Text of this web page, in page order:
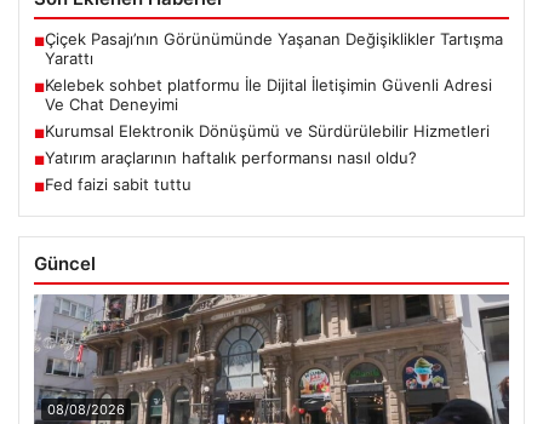
■Çiçek Pasajı’nın Görünümünde Yaşanan Değişiklikler Tartışma
Yarattı
■Kelebek sohbet platformu İle Dijital İletişimin Güvenli Adresi
Ve Chat Deneyimi
■Kurumsal Elektronik Dönüşümü ve Sürdürülebilir Hizmetleri
■Yatırım araçlarının haftalık performansı nasıl oldu?
■Fed faizi sabit tuttu
Güncel
08/08/2026